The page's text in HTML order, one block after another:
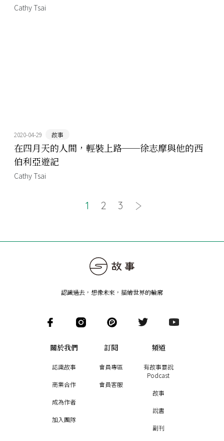
Cathy Tsai
2020-04-29 故事
在四月天的人間，輕裝上路──徐志摩與他的西
伯利亞遊記
Cathy Tsai
1 2 3
認識過去，想像未來 ， 描繪世界的輪廓
關於我們
認識故事
商業合作
成為作者
加入團隊
訂閱
會員專區
會員客服
頻道
有故事要說
Podcast
故事
說書
副刊